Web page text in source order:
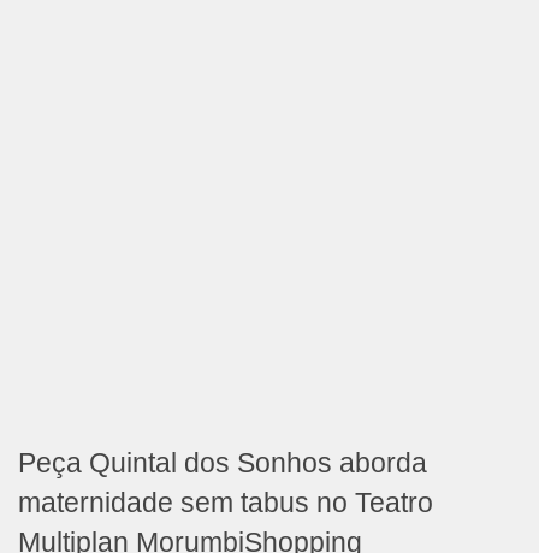
Peça Quintal dos Sonhos aborda
maternidade sem tabus no Teatro
Multiplan MorumbiShopping